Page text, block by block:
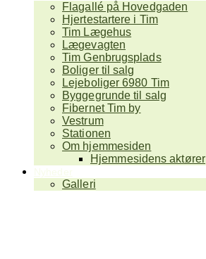
Flagallé på Hovedgaden
Hjertestartere i Tim
Tim Lægehus
Lægevagten
Tim Genbrugsplads
Boliger til salg
Lejeboliger 6980 Tim
Byggegrunde til salg
Fibernet Tim by
Vestrum
Stationen
Om hjemmesiden
Hjemmesidens aktører
Galleri